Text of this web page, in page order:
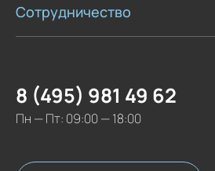
Сотрудничество
8 (495) 981 49 62
Пн — Пт: 09:00 — 18:00